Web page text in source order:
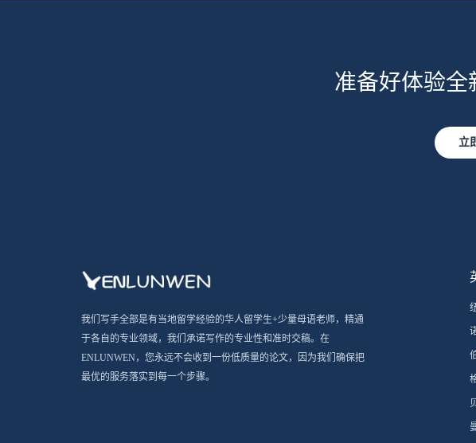
准备好体验全
立
我们写手全部是有当地留学经验的华人留学生+少量母语老师，精通
于各自的专业领域，我们承诺写作的专业性和准时交稿。在
ENLUNWEN，您永远不会收到一份低质量的论文，因为我们确保把
最优的服务落实到每一个步骤。